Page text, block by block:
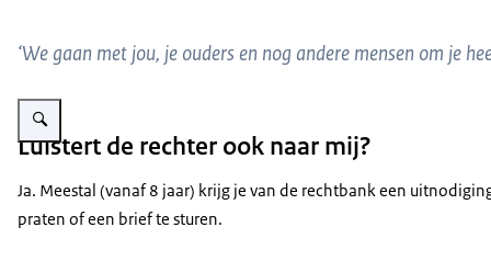
‘We gaan met jou, je ouders en nog andere mensen om je
Vergroot afbeelding Jongere luistert
Luistert de rechter ook naar mij?
Ja. Meestal (vanaf 8 jaar) krijg je van de rechtbank een
praten of een brief te sturen.